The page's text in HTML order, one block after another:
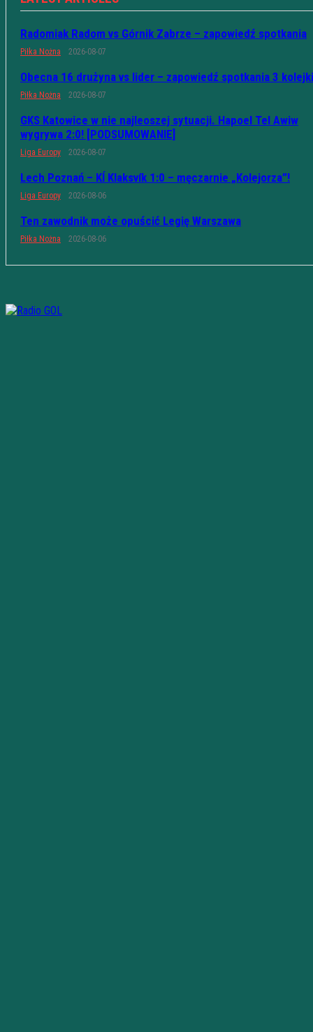
Radomiak Radom vs Górnik Zabrze – zapowiedź spotkania
Piłka Nożna 2026-08-07
Obecna 16 drużyna vs lider – zapowiedź spotkania 3 kolejki
Piłka Nożna 2026-08-07
GKS Katowice w nie najleoszej sytuacji. Hapoel Tel Awiw
wygrywa 2:0! [PODSUMOWANIE]
Liga Europy 2026-08-07
Lech Poznań – KÍ Klaksvík 1:0 – męczarnie „Kolejorza”!
Liga Europy 2026-08-06
Ten zawodnik może opuścić Legię Warszawa
Piłka Nożna 2026-08-06